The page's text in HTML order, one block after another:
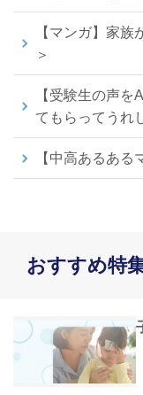
【マンガ】家
＞
【受験生の声
てもらってうれ
【中高あるあ
おすすめ特